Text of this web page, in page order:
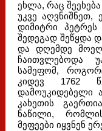
ეხლა, რაც
უკვე აღვნიშნეთ,
დიმიტრი პეტრეს
შედეგად შეწყდა
და დღემდე
ჩაითვლებოდა
სამეფომ,
კიდევ 1762
დამოუკიდებელი
კახეთის
ნაწილი,
მეფეები იყვნენ